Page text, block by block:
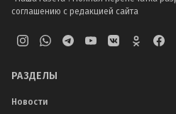
соглашению с редакцией сайта
РАЗДЕЛЫ
Новости